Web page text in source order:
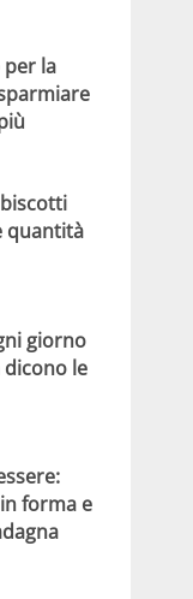
la
quantità
giorno
dicono le
forma e